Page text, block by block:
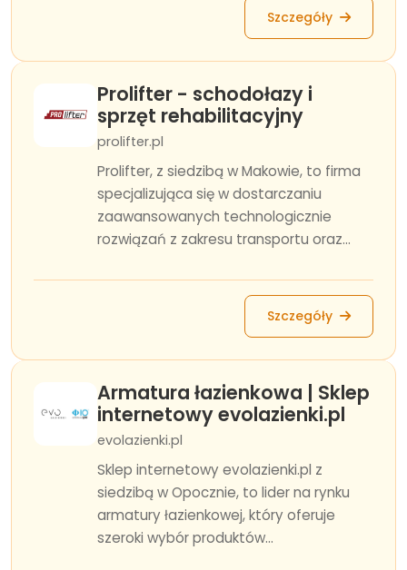
Szczegóły
Prolifter - schodołazy i
sprzęt rehabilitacyjny
prolifter.pl
Prolifter, z siedzibą w Makowie, to firma
specjalizująca się w dostarczaniu
zaawansowanych technologicznie
rozwiązań z zakresu transportu oraz...
Szczegóły
Armatura łazienkowa | Sklep
internetowy evolazienki.pl
evolazienki.pl
Sklep internetowy evolazienki.pl z
siedzibą w Opocznie, to lider na rynku
armatury łazienkowej, który oferuje
szeroki wybór produktów...